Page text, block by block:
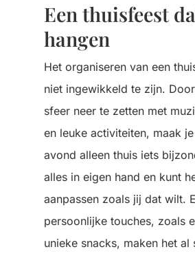
Een thuisfeest
hangen
Het organiseren van een
niet ingewikkeld te zijn.
sfeer neer te zetten met
en leuke activiteiten, maak
avond alleen thuis iets
alles in eigen hand en kunt
aanpassen zoals jij dat wilt.
persoonlijke touches, zoals
unieke snacks, maken het al